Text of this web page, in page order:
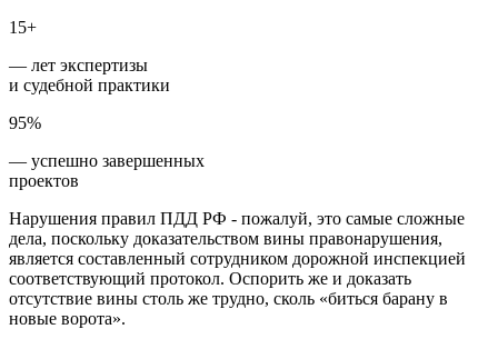
15+
— лет экспертизы
и судебной практики
95%
— успешно завершенных
проектов
Нарушения правил ПДД РФ - пожалуй, это самые сложные
дела, поскольку доказательством вины правонарушения,
является составленный сотрудником дорожной инспекцией
соответствующий протокол. Оспорить же и доказать
отсутствие вины столь же трудно, сколь «биться барану в
новые ворота».